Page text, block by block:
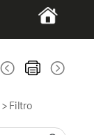
> Filtro